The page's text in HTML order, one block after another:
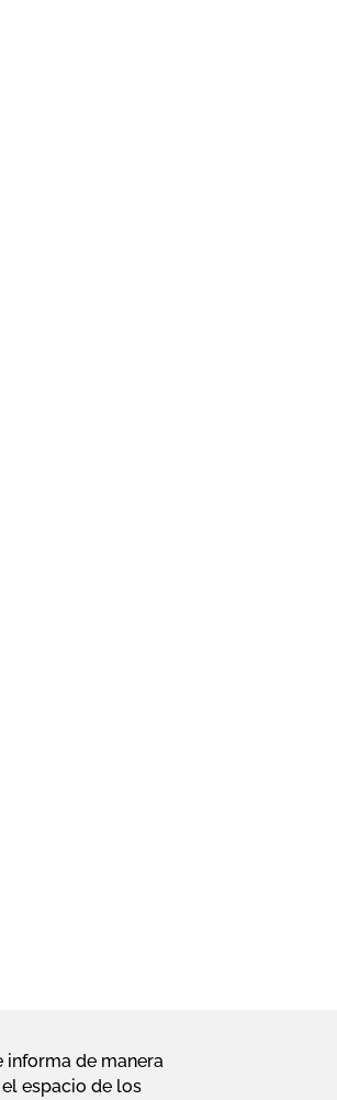
de manera
espacio de los